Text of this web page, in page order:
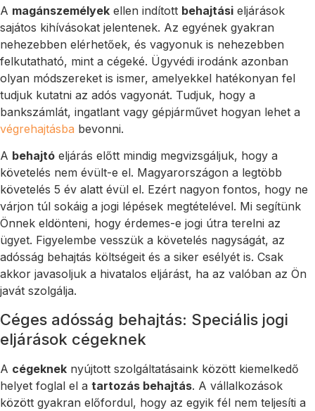
A magánszemélyek ellen indított behajtási eljárások
sajátos kihívásokat jelentenek. Az egyének gyakran
nehezebben elérhetőek, és vagyonuk is nehezebben
felkutatható, mint a cégeké. Ügyvédi irodánk azonban
olyan módszereket is ismer, amelyekkel hatékonyan fel
tudjuk kutatni az adós vagyonát. Tudjuk, hogy a
bankszámlát, ingatlant vagy gépjárművet hogyan lehet a
végrehajtásba bevonni.
A behajtó eljárás előtt mindig megvizsgáljuk, hogy a
követelés nem évült-e el. Magyarországon a legtöbb
követelés 5 év alatt évül el. Ezért nagyon fontos, hogy ne
várjon túl sokáig a jogi lépések megtételével. Mi segítünk
Önnek eldönteni, hogy érdemes-e jogi útra terelni az
ügyet. Figyelembe vesszük a követelés nagyságát, az
adósság behajtás költségeit és a siker esélyét is. Csak
akkor javasoljuk a hivatalos eljárást, ha az valóban az Ön
javát szolgálja.
Céges adósság behajtás: Speciális jogi
eljárások cégeknek
A cégeknek nyújtott szolgáltatásaink között kiemelkedő
helyet foglal el a tartozás behajtás. A vállalkozások
között gyakran előfordul, hogy az egyik fél nem teljesíti a